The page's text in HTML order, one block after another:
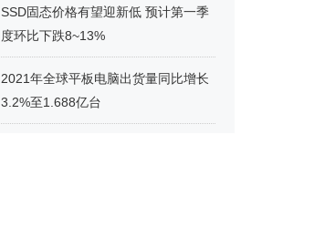
SSD固态价格有望迎新低 预计第一季
度环比下跌8~13%
2021年全球平板电脑出货量同比增长
3.2%至1.688亿台